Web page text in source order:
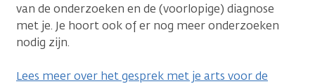
van de onderzoeken en de (voorlopige) diagnose
met je. Je hoort ook of er nog meer onderzoeken
nodig zijn.
Lees meer over het gesprek met je arts voor de